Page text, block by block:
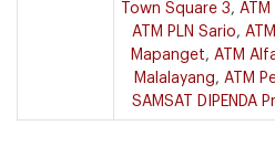
Town Square 3,
ATM PLN Sario,
Mapanget, ATM
Malalayang, ATM
SAMSAT DIPENDA